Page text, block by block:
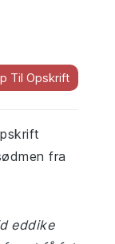
Til Opskrift
fra
eddike